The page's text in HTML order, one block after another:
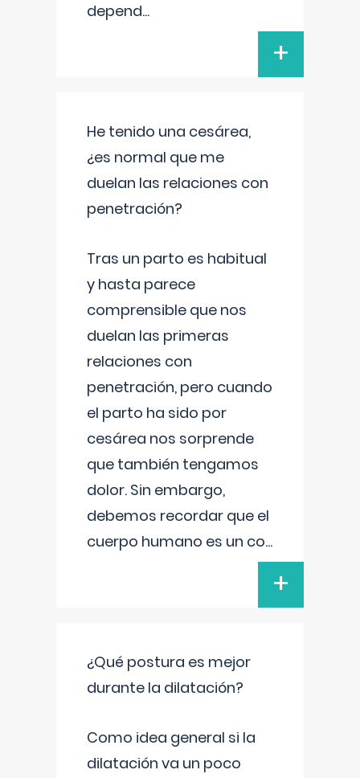
depend...
+
He tenido una cesárea,
¿es normal que me
duelan las relaciones con
penetración?
Tras un parto es habitual
y hasta parece
comprensible que nos
duelan las primeras
relaciones con
penetración, pero cuando
el parto ha sido por
cesárea nos sorprende
que también tengamos
dolor. Sin embargo,
debemos recordar que el
cuerpo humano es un co...
+
¿Qué postura es mejor
durante la dilatación?
Como idea general si la
dilatación va un poco